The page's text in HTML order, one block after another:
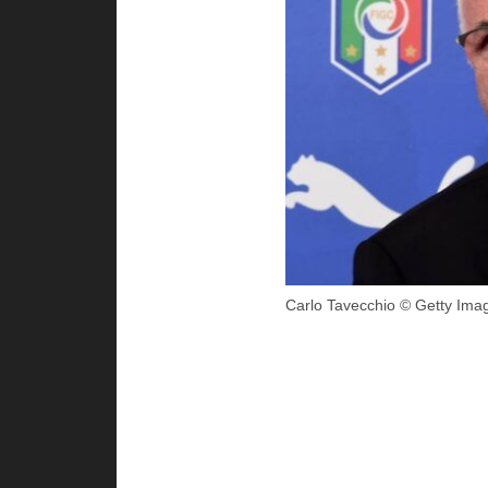
Carlo Tavecchio © Getty